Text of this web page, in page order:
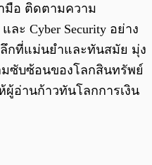
มือ ติดตามความ
ะ Cyber Security อย่าง
กที่แม่นยำและทันสมัย มุ่ง
มซับซ้อนของโลกสินทรัพย์
ผู้อ่านก้าวทันโลกการเงิน